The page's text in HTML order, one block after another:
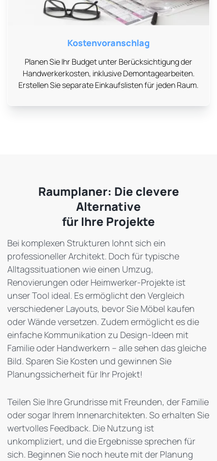
Kostenvoranschlag
Planen Sie Ihr Budget unter Berücksichtigung der
Handwerkerkosten, inklusive Demontagearbeiten.
Erstellen Sie separate Einkaufslisten für jeden Raum.
Raumplaner: Die clevere
Alternative
für Ihre Projekte
Bei komplexen Strukturen lohnt sich ein
professioneller Architekt. Doch für typische
Alltagssituationen wie einen Umzug,
Renovierungen oder Heimwerker-Projekte ist
unser Tool ideal. Es ermöglicht den Vergleich
verschiedener Layouts, bevor Sie Möbel kaufen
oder Wände versetzen. Zudem ermöglicht es die
einfache Kommunikation zu Design-Ideen mit
Familie oder Handwerkern – alle sehen das gleiche
Bild. Sparen Sie Kosten und gewinnen Sie
Planungssicherheit für Ihr Projekt!
Teilen Sie Ihre Grundrisse mit Freunden, der Familie
oder sogar Ihrem Innenarchitekten. So erhalten Sie
wertvolles Feedback. Die Nutzung ist
unkompliziert, und die Ergebnisse sprechen für
sich. Beginnen Sie noch heute mit der Planung